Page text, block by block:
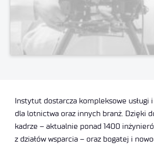
Instytut dostarcza kompleksowe usługi
dla lotnictwa oraz innych branż. Dzięki
kadrze – aktualnie ponad 1400
z działów wsparcia – oraz bogatej i